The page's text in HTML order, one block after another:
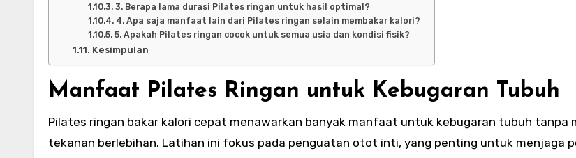
3. Berapa lama durasi Pilates ringan untuk hasil optimal?
4. Apa saja manfaat lain dari Pilates ringan selain membakar kalori?
5. Apakah Pilates ringan cocok untuk semua usia dan kondisi fisik?
Kesimpulan
Manfaat Pilates Ringan untuk Kebugaran Tubuh
Pilates ringan bakar kalori cepat menawarkan banyak manfaat untuk kebugaran tubuh tanpa
tekanan berlebihan. Latihan ini fokus pada penguatan otot inti, yang penting untuk menjaga